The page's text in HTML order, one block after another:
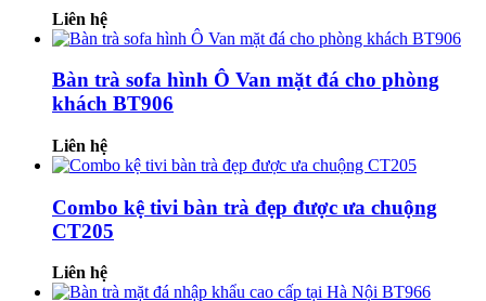
Liên hệ
Bàn trà sofa hình Ô Van mặt đá cho phòng
khách BT906
Liên hệ
Combo kệ tivi bàn trà đẹp được ưa chuộng
CT205
Liên hệ